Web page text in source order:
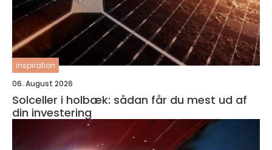
inspiration
06. August 2026
Solceller i holbæk: sådan får du mest ud af
din investering